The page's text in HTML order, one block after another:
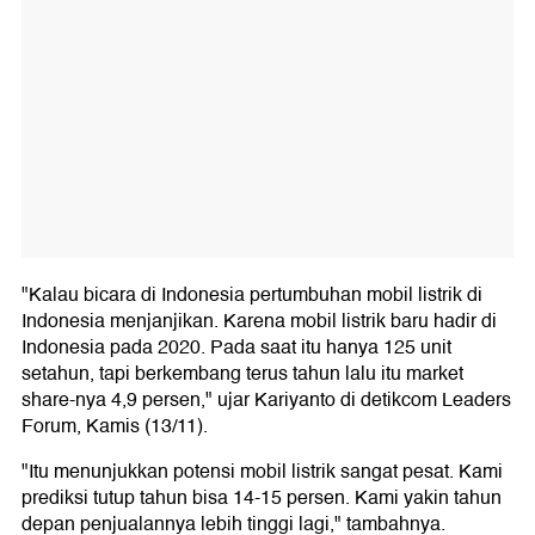
"Kalau bicara di Indonesia pertumbuhan mobil listrik di
Indonesia menjanjikan. Karena mobil listrik baru hadir di
Indonesia pada 2020. Pada saat itu hanya 125 unit
setahun, tapi berkembang terus tahun lalu itu market
share-nya 4,9 persen," ujar Kariyanto di detikcom Leaders
Forum, Kamis (13/11).
"Itu menunjukkan potensi mobil listrik sangat pesat. Kami
prediksi tutup tahun bisa 14-15 persen. Kami yakin tahun
depan penjualannya lebih tinggi lagi," tambahnya.